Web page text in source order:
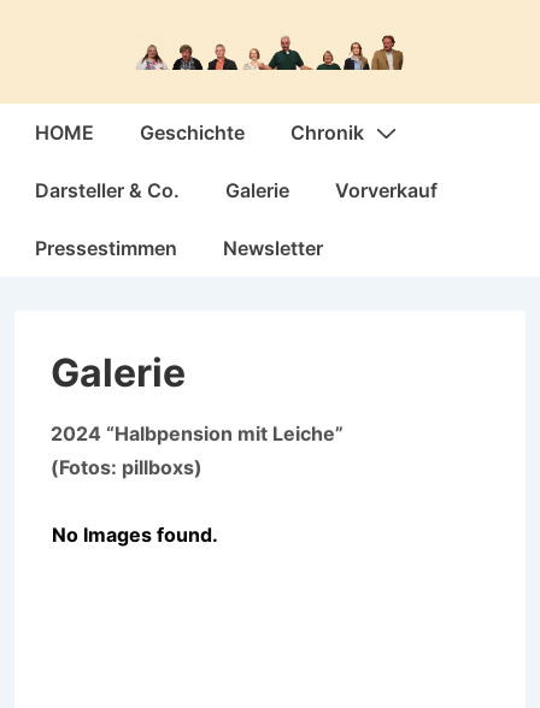
Hauptnavigation
HOME Geschichte Chronik
Darsteller & Co. Galerie Vorverkauf
Pressestimmen Newsletter
Galerie
2024 “Halbpension mit Leiche”
(Fotos: pillboxs)
No Images found.